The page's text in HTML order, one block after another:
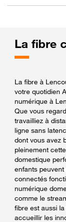
La fibre
La fibre à
votre quotidien
numérique à
Que vous
travailliez à
ligne sans
dont vous avez
pleinement
domestique
enfants
connectés
numérique
comme le
fibre est aussi
accueillir les